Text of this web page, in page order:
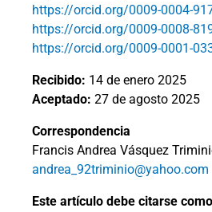
https://orcid.org/0009-0004-
https://orcid.org/0009-0008-
https://orcid.org/0009-0001-
Recibido: 14 de enero 2025
Aceptado: 27 de agosto 2025
Correspondencia
Francis Andrea Vásquez
andrea_92triminio@yahoo.com
Este artículo debe citarse